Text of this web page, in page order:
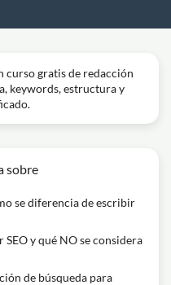
curso gratis de redacción
keywords, estructura y
sobre
se diferencia de escribir
y qué NO se considera
de búsqueda para